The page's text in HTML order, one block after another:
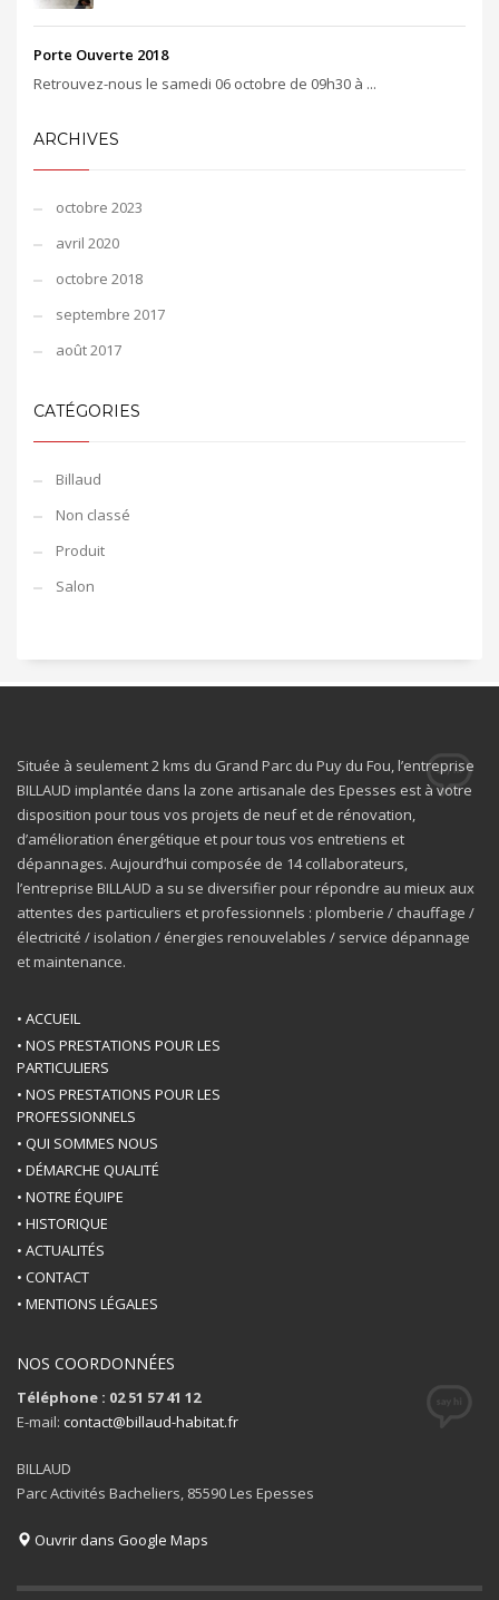
Porte Ouverte 2018
Retrouvez-nous le samedi 06 octobre de 09h30 à ...
ARCHIVES
octobre 2023
avril 2020
octobre 2018
septembre 2017
août 2017
CATÉGORIES
Billaud
Non classé
Produit
Salon
Située à seulement 2 kms du Grand Parc du Puy du Fou, l’entreprise
BILLAUD implantée dans la zone artisanale des Epesses est à votre
disposition pour tous vos projets de neuf et de rénovation,
d’amélioration énergétique et pour tous vos entretiens et
dépannages. Aujourd’hui composée de 14 collaborateurs,
l’entreprise BILLAUD a su se diversifier pour répondre au mieux aux
attentes des particuliers et professionnels : plomberie / chauffage /
électricité / isolation / énergies renouvelables / service dépannage
et maintenance.
• ACCUEIL
• NOS PRESTATIONS POUR LES
PARTICULIERS
• NOS PRESTATIONS POUR LES
PROFESSIONNELS
• QUI SOMMES NOUS
• DÉMARCHE QUALITÉ
• NOTRE ÉQUIPE
• HISTORIQUE
• ACTUALITÉS
• CONTACT
• MENTIONS LÉGALES
NOS COORDONNÉES
Téléphone : 02 51 57 41 12
E-mail: contact@billaud-habitat.fr
BILLAUD
Parc Activités Bacheliers, 85590 Les Epesses
Ouvrir dans Google Maps